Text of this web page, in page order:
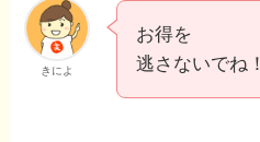
きによ
お得を
逃さないでね！